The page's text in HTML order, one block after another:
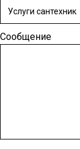
Сообщение